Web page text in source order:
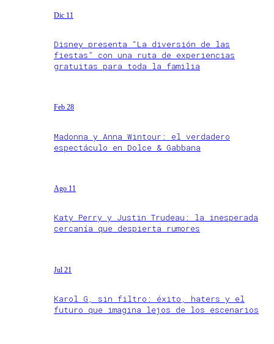
Dic 11
Disney presenta “La diversión de las
fiestas” con una ruta de experiencias
gratuitas para toda la familia
Feb 28
Madonna y Anna Wintour: el verdadero
espectáculo en Dolce & Gabbana
Ago 11
Katy Perry y Justin Trudeau: la inesperada
cercanía que despierta rumores
Jul 21
Karol G, sin filtro: éxito, haters y el
futuro que imagina lejos de los escenarios